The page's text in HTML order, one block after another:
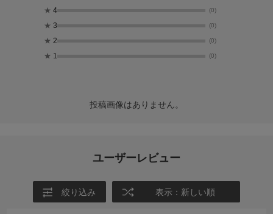
★ 4 (0)
★ 3 (0)
★ 2 (0)
★ 1 (0)
投稿画像はありません。
ユーザーレビュー
絞り込み 表示：新しい順